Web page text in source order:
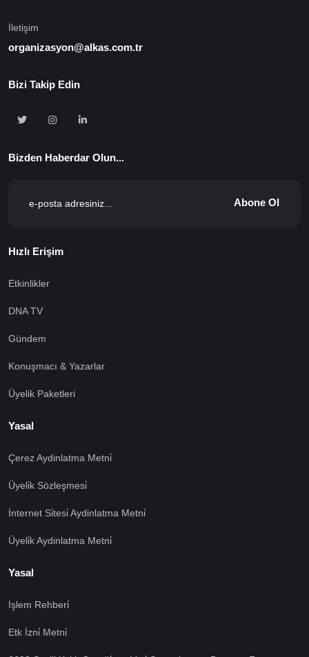
İletişim
organizasyon@alkas.com.tr
Bizi Takip Edin
Bizden Haberdar Olun...
Abone Ol
Hızlı Erişim
Etkinlikler
DNA TV
Gündem
Konuşmacı & Yazarlar
Üyelik Paketleri
Yasal
Çerez Aydinlatma Metni̇
Üyeli̇k Sözleşmesi̇
İnternet Si̇tesi̇ Aydinlatma Metni̇
Üyeli̇k Aydinlatma Metni̇
Yasal
İşlem Rehberi̇
Etk İzni̇ Metni̇